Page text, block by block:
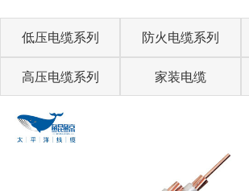
低压电缆系列 防火电缆系列
高压电缆系列 家装电缆